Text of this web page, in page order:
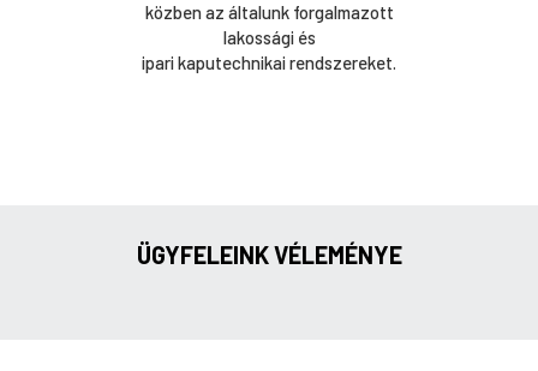
közben az általunk forgalmazott
lakossági és
ipari kaputechnikai rendszereket.
ÜGYFELEINK VÉLEMÉNYE